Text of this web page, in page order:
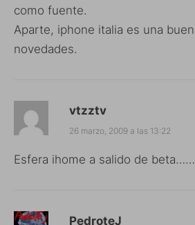
como fuente.
Aparte, iphone italia es una
novedades.
vtzztv
26 marzo, 2009 a las 13:22
Esfera ihome a salido de
PedroteJ